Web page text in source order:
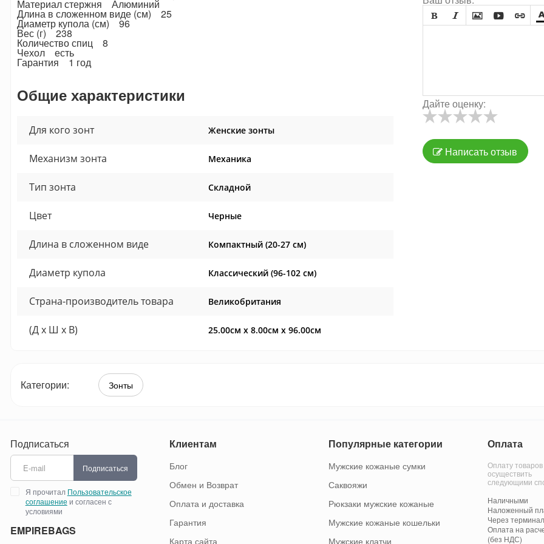
Материал стержня Алюминий
Длина в сложенном виде (см) 25
Диаметр купола (см) 96
Вес (г) 238
Количество спиц 8
Чехол есть
Гарантия 1 год
Общие характеристики
Для кого зонт Женские зонты
Механизм зонта Механика
Тип зонта Складной
Цвет Черные
Длина в сложенном виде Компактный (20-27 см)
Диаметр купола Классический (96-102 см)
Страна-производитель товара Великобритания
(Д x Ш x В) 25.00см x 8.00см x 96.00см
    
Дайте оценку:
Написать отзыв
Категории: Зонты
Подписаться
Подписаться
Я прочитал Пользовательское
соглашение и согласен с
условиями
EMPIREBAGS
Клиентам
Блог
Обмен и Возврат
Оплата и доставка
Гарантия
Карта сайта
Популярные категории
Мужские кожаные сумки
Саквояжи
Рюкзаки мужские кожаные
Мужские кожаные кошельки
Мужские клатчи
Оплата
Оплату
осуществить
следующими
Наличными
Наложенный
Через
Оплата на
(без НДС)